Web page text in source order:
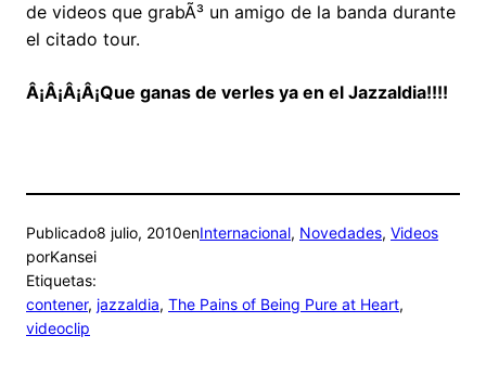
de videos que grabÃ³ un amigo de la banda durante
el citado tour.
Â¡Â¡Â¡Â¡Que ganas de verles ya en el Jazzaldia!!!!
Publicado8 julio, 2010enInternacional, Novedades, Videos
porKansei
Etiquetas:
contener, jazzaldia, The Pains of Being Pure at Heart
videoclip